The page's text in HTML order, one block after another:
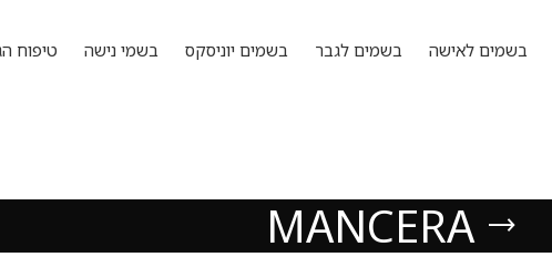
בשמים לאישה בשמים לגבר בשמים יוניסקס בשמי נישה טיפוח
MANCERA